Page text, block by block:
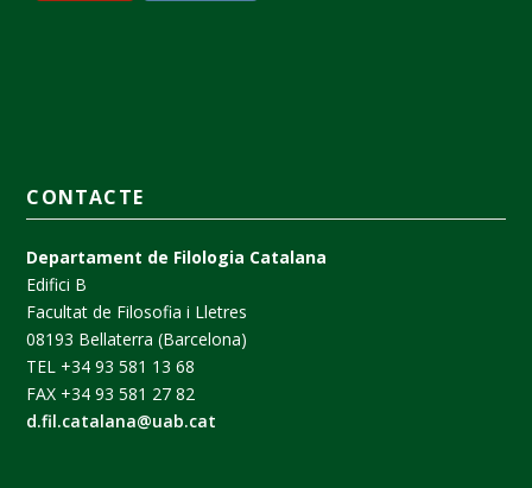
CONTACTE
Departament de Filologia Catalana
Edifici B
Facultat de Filosofia i Lletres
08193 Bellaterra (Barcelona)
TEL +34 93 581 13 68
FAX +34 93 581 27 82
d.fil.catalana@uab.cat